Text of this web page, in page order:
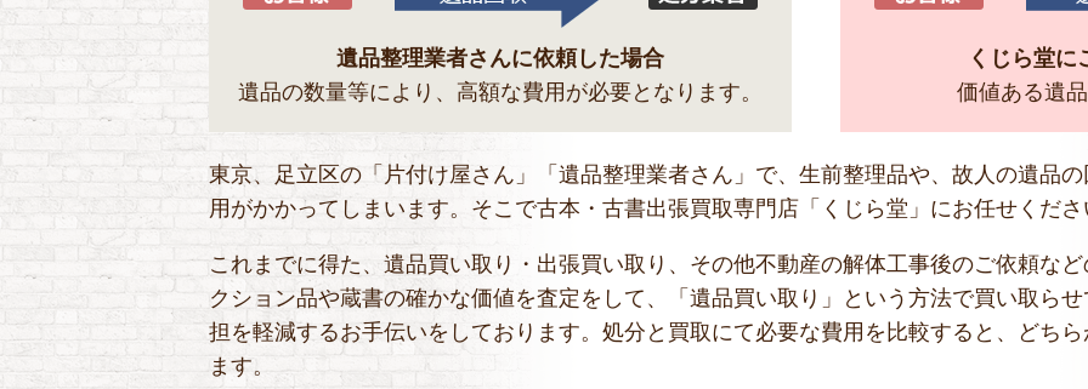
遺品整理業者さんに依頼した場合
遺品の数量等により、高額な費用が必要となります。
くじら堂に
価値ある遺
東京、足立区の「片付け屋さん」「遺品整理業者さん」で、生前整理品や、故人の遺品
用がかかってしまいます。そこで古本・古書出張買取専門店「くじら堂」にお任せくださ
これまでに得た、遺品買い取り・出張買い取り、その他不動産の解体工事後のご依頼な
クション品や蔵書の確かな価値を査定をして、「遺品買い取り」という方法で買い取ら
担を軽減するお手伝いをしております。処分と買取にて必要な費用を比較すると、どち
ます。